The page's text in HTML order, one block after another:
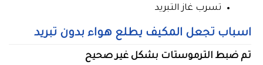
تسرب غاز التبريد
اسباب تجعل المكيف يطلع هواء بدون تبريد
تم ضبط الترموستات بشكل غير صحيح